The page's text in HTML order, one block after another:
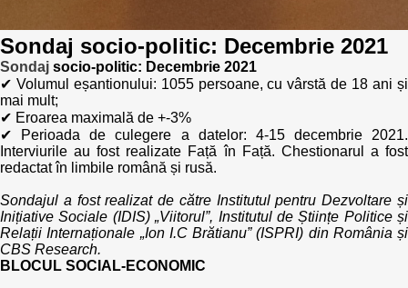
Sondaj socio-politic: Decembrie 2021
Sondaj socio-politic: Decembrie 2021
✔ Volumul eșantionului: 1055 persoane, cu vârstă de 18 ani și
mai mult;
✔ Eroarea maximală de +-3%
✔ Perioada de culegere a datelor: 4-15 decembrie 2021.
Interviurile au fost realizate Față în Față. Chestionarul a fost
redactat în limbile română și rusă.
Sondajul a fost realizat de către Institutul pentru Dezvoltare și
Inițiative Sociale (IDIS) „Viitorul”, Institutul de Științe Politice și
Relații Internaționale „Ion I.C Brătianu” (ISPRI) din România și
CBS Research.
BLOCUL SOCIAL-ECONOMIC